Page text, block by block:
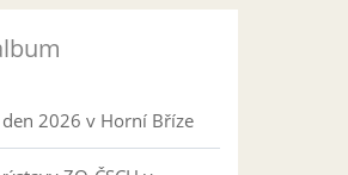
2026 v Horní Bříze